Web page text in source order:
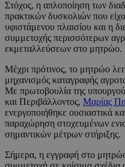
Στόχος, η απλοποίηση των
πρακτικών δυσκολιών που
υφιστάμενου πλαισίου και η
συμμετοχής περισσότερων
εκμεταλλεύσεων στο μητρώο.
Μέχρι πρότινος, το μητρώο
μηχανισμός καταγραφής
Με πρωτοβουλία της
και Περιβάλλοντος, Μαρίας
ενεργοποιήθηκε ουσιαστικά
παραχώρηση στοχευμένων
σημαντικών μέτρων στήριξης.
Σήμερα, η εγγραφή στο μητρώο